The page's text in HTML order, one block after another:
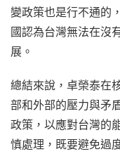
變政策也是行不通的
國認為台灣無法在沒
展。
總結來說，卓榮泰在
部和外部的壓力與矛
政策，以應對台灣的
慎處理，既要避免過